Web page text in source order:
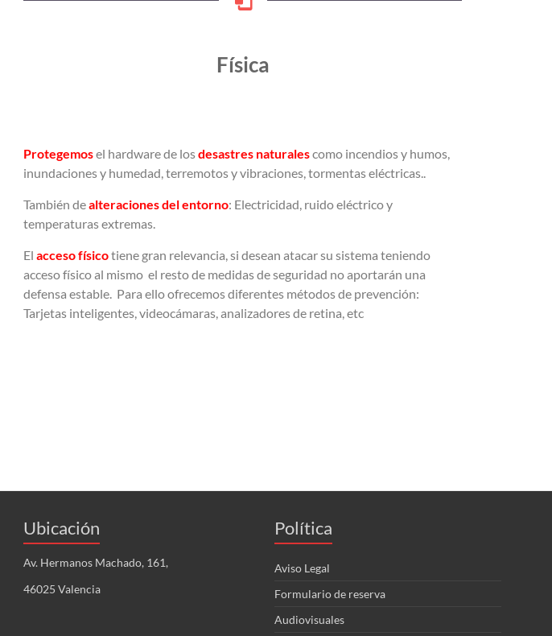
Física
Protegemosel hardware de losdesastres naturalescomo incendios y humos,
inundaciones y humedad, terremotos y vibraciones, tormentas eléctricas..
También dealteraciones del entorno: Electricidad, ruido eléctrico y
temperaturas extremas.
El acceso físicotiene gran relevancia, si desean atacar su sistema teniendo
acceso físico al mismo el resto de medidas de seguridad no aportarán una
defensa estable. Para ello ofrecemos diferentes métodos de prevención:
Tarjetas inteligentes, videocámaras, analizadores de retina, etc
Ubicación
Av. Hermanos Machado, 161,
46025 Valencia
Política
Aviso Legal
Formulario de reserva
Audiovisuales